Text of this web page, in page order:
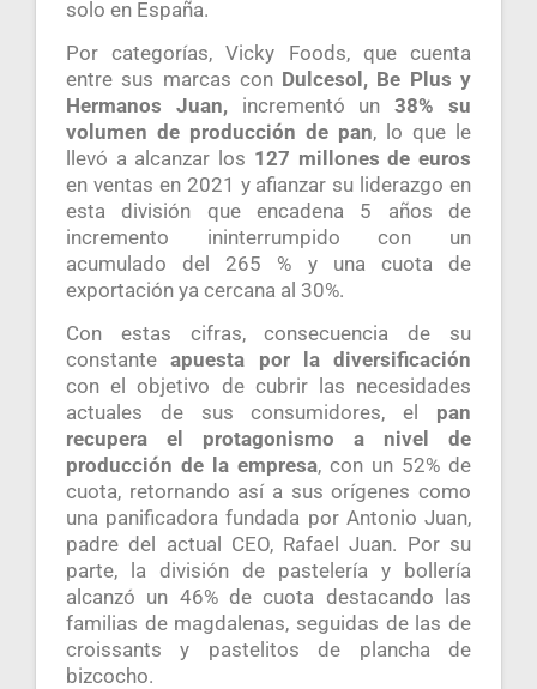
solo en España.
Por categorías, Vicky Foods, que cuenta
entre sus marcas con Dulcesol, Be Plus y
Hermanos Juan,incrementó un38% su
volumen de producción de pan, lo que le
llevó a alcanzar los 127 millones de euros
en ventas en 2021 y afianzar su liderazgo en
esta división que encadena 5 años de
incremento ininterrumpido con un
acumulado del 265 % y una cuota de
exportación ya cercana al 30%.
Con estas cifras, consecuencia de su
constanteapuesta por la diversificación
con el objetivo de cubrir las necesidades
actuales de sus consumidores, el pan
recupera el protagonismo a nivel de
producción de la empresa, con un 52% de
cuota, retornando así a sus orígenes como
una panificadora fundada por Antonio Juan,
padre del actual CEO, Rafael Juan. Por su
parte, la división de pastelería y bollería
alcanzó un 46% de cuota destacando las
familias de magdalenas, seguidas de las de
croissants y pastelitos de plancha de
bizcocho.